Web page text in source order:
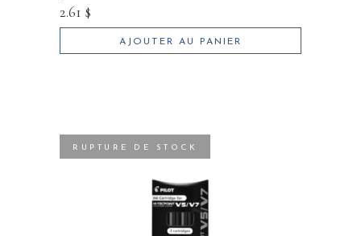
2.61 $
AJOUTER AU PANIER
RUPTURE DE STOCK